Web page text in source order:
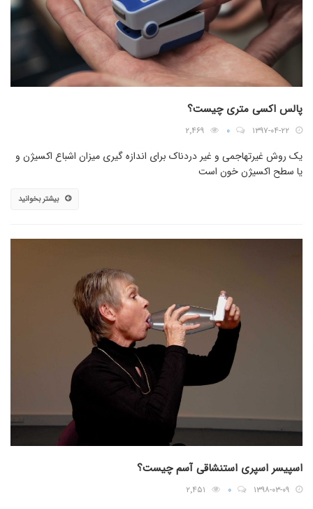
پالس اکسی متری چیست؟
۱۳۹۷-۰۴-۲۲ ۰ ۲٬۴۶۹
یک روش غیرتهاجمی و غیر دردناک برای اندازه گیری میزان اشباع اکسیژن و
یا سطح اکسیژن خون است
بیشتر بخوانید
اسپیسر اسپری استنشاقی آسم چیست؟
۱۳۹۸-۰۳-۰۹ ۰ ۲٬۴۵۱